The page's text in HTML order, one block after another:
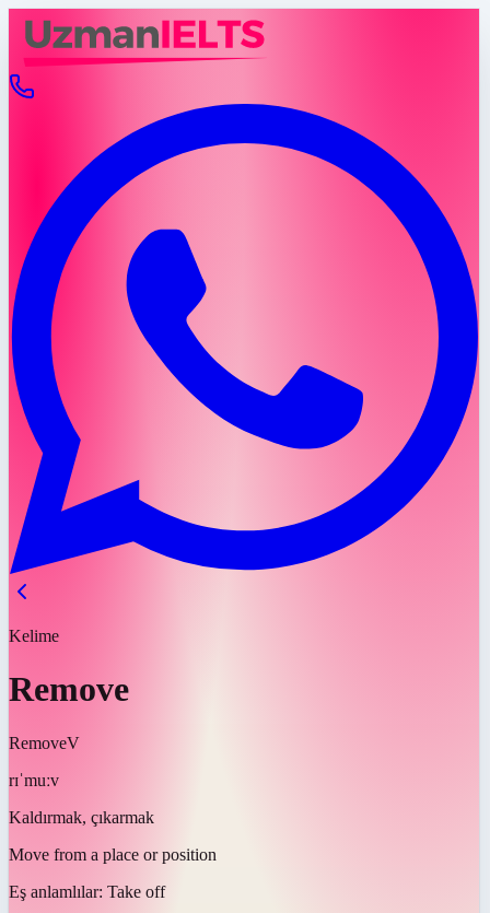
Kelime
Remove
RemoveV
rɪˈmuːv
Kaldırmak, çıkarmak
Move from a place or position
Eş anlamlılar: Take off